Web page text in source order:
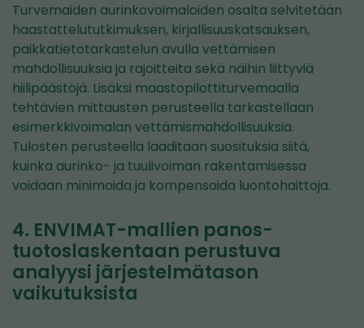
Turvemaiden aurinkovoimaloiden osalta selvitetään
haastattelututkimuksen, kirjallisuuskatsauksen,
paikkatietotarkastelun avulla vettämisen
mahdollisuuksia ja rajoitteita sekä näihin liittyviä
hiilipäästöjä. Lisäksi maastopilottiturvemaalla
tehtävien mittausten perusteella tarkastellaan
esimerkkivoimalan vettämismahdollisuuksia.
Tulosten perusteella laaditaan suosituksia siitä,
kuinka aurinko- ja tuulivoiman rakentamisessa
voidaan minimoida ja kompensoida luontohaittoja.
4. ENVIMAT-mallien panos-
tuotoslaskentaan perustuva
analyysi järjestelmätason
vaikutuksista